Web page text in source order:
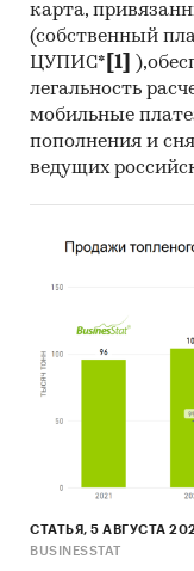
Изучение
продукта,
Изучение
Составление
кухонных
Основные
Обзор
и кухонных
уголков и
Каналы
и отношение
карта,
(собственный
ЦУПИС* [1]
легальность
мобильные
пополнения и
ведущих
СТАТЬЯ, 5 АВГУСТА
BUSINESSTAT